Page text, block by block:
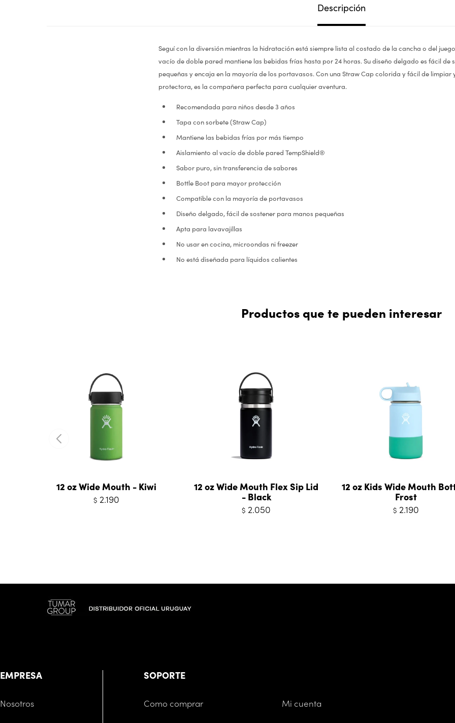
Descripción
Seguí con la diversión mientras la hidratación está siempre lista al costado de la cancha o del
vacío de doble pared mantiene las bebidas frías hasta por 24 horas. Su diseño delgado es fácil de
pequeñas y encaja en la mayoría de los portavasos. Con una Straw Cap colorida y fácil de limpiar
protectora, es la compañera perfecta para cualquier aventura.
Recomendada para niños desde 3 años
Tapa con sorbete (Straw Cap)
Mantiene las bebidas frías por más tiempo
Aislamiento al vacío de doble pared TempShield®
Sabor puro, sin transferencia de sabores
Bottle Boot para mayor protección
Compatible con la mayoría de portavasos
Diseño delgado, fácil de sostener para manos pequeñas
Apta para lavavajillas
No usar en cocina, microondas ni freezer
No está diseñada para líquidos calientes
Productos que te pueden interesar
12 oz Wide Mouth - Kiwi
$ 2.190
12 oz Wide Mouth Flex Sip Lid
- Black
$ 2.050
12 oz Kids Wide Mouth
Frost
$ 2.190
EMPRESA
Nosotros
SOPORTE
Como comprar Mi cuenta